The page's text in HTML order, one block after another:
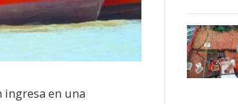
ingresa en una